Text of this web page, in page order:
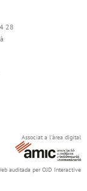
28
Associat a l'àrea digital
auditada per OJD Interactive